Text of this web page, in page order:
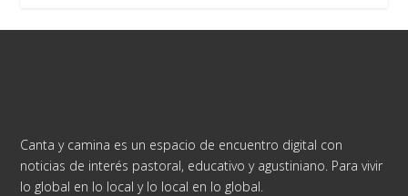
Canta y camina es un espacio de encuentro digital con
noticias de interés pastoral, educativo y agustiniano. Para vivir
lo global en lo local y lo local en lo global.